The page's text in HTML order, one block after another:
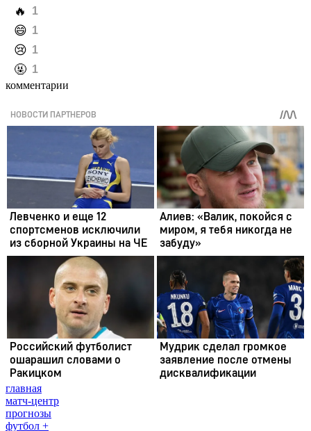
️🔥 1
️😄 1
️😢 1
️🤬 1
комментарии
главная
матч-центр
прогнозы
футбол +